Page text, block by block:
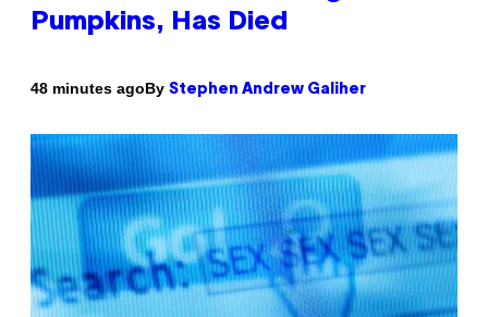
Pumpkins, Has Died
48 minutes agoBy Stephen Andrew Galiher